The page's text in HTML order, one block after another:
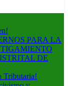
PARA LA
DE
Tributaria!